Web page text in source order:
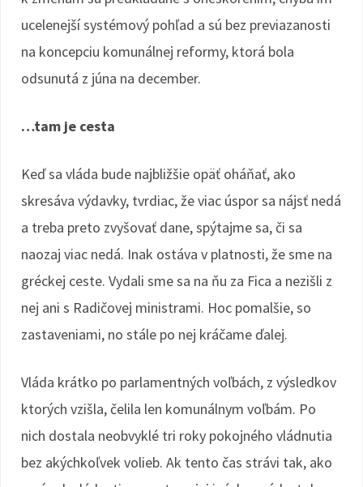
ucelenejší systémový pohľad a sú bez previazanosti
na koncepciu komunálnej reformy, ktorá bola
odsunutá z júna na december.
…tam je cesta
Keď sa vláda bude najbližšie opäť oháňať, ako
skresáva výdavky, tvrdiac, že viac úspor sa nájsť nedá
a treba preto zvyšovať dane, spýtajme sa, či sa
naozaj viac nedá. Inak ostáva v platnosti, že sme na
gréckej ceste. Vydali sme sa na ňu za Fica a nezišli z
nej ani s Radičovej ministrami. Hoc pomalšie, so
zastaveniami, no stále po nej kráčame ďalej.
Vláda krátko po parlamentných voľbách, z výsledkov
ktorých vzišla, čelila len komunálnym voľbám. Po
nich dostala neobvyklé tri roky pokojného vládnutia
bez akýchkoľvek volieb. Ak tento čas strávi tak, ako